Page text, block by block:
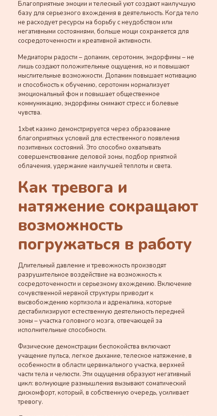
Благоприятные эмоции и телесный уют создают наилучшую
базу для серьезного вхождения в деятельность. Когда тело
не расходует ресурсы на борьбу с неудобством или
негативными состояниями, больше мощи сохраняется для
сосредоточенности и креативной активности.
Медиаторы радости – допамин, серотонин, эндорфины – не
лишь создают положительные ощущения, но и повышают
мыслительные возможности. Допамин повышает мотивацию
и способность к обучению, серотонин нормализует
эмоциональный фон и повышает общественное
коммуникацию, эндорфины снимают стресс и болевые
чувства.
1xbet казино демонстрируется через образование
благоприятных условий для естественного появления
позитивных состояний. Это способно охватывать
совершенствование деловой зоны, подбор приятной
облачения, удержание наилучшей теплоты и света.
Как тревога и
натяжение сокращают
возможность
погружаться в работу
Длительный давление и тревожность производят
разрушительное воздействие на возможность к
сосредоточенности и серьезному вхождению. Включение
сочувственной нервной структуры приводит к
высвобождению кортизола и адреналина, которые
дестабилизируют естественную деятельность передней
зоны – участка головного мозга, отвечающей за
исполнительные способности.
Физические демонстрации беспокойства включают
учащение пульса, легкое дыхание, телесное натяжение, в
особенности в области цервикального участка, верхней
части тела и челюсти. Эти ощущения образуют негативный
цикл: волнующие размышления вызывают соматический
дискомфорт, который, в собственную очередь, усиливает
тревогу.